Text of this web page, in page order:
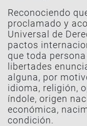
Reconociendo
proclamado y
Universal de
pactos
que toda
libertades
alguna, por
idioma, religión,
índole, origen
económica,
condición.